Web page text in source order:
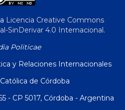
Licencia Creative Commons
SinDerivar 4.0 Internacional .
Politicae
y Relaciones Internacionales
de Córdoba
- CP 5017, Córdoba - Argentina